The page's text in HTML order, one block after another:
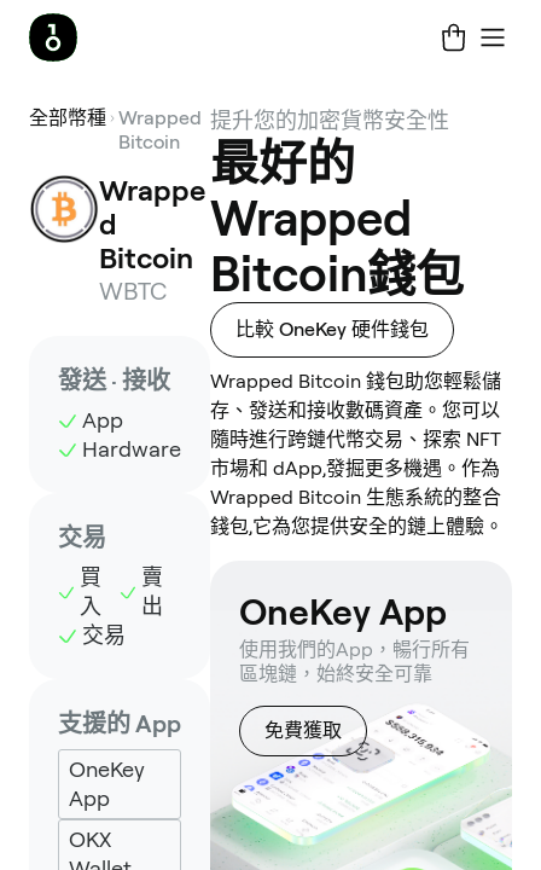
全部幣種 Wrapped
Bitcoin
Wrappe
d
Bitcoin
WBTC
發送 · 接收
App
Hardware
交易
買
入
賣
出
交易
支援的 App
OneKey
App
OKX
提升您的加密貨幣安全性
最好的
Wrapped
Bitcoin錢包
比較 OneKey 硬件錢包
Wrapped Bitcoin 錢包助您輕鬆儲
存、發送和接收數碼資產。您可以
隨時進行跨鏈代幣交易、探索 NFT
市場和 dApp,發掘更多機遇。作為
Wrapped Bitcoin 生態系統的整合
錢包,它為您提供安全的鏈上體驗。
OneKey App
使用我們的App，暢行所有
區塊鏈，始終安全可靠
免費獲取